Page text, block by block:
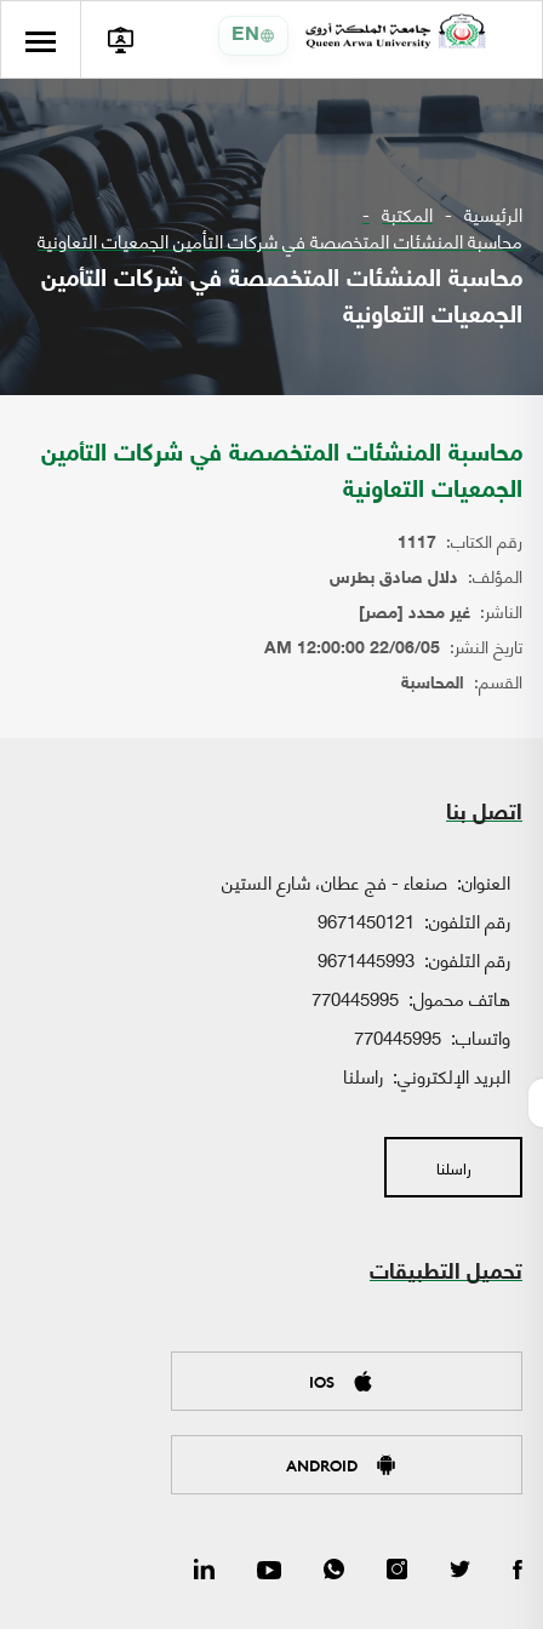
EN
الرئيسية المكتبة
محاسبة المنشئات المتخصصة في شركات التأمين الجمعيات التعاونية
محاسبة المنشئات المتخصصة في شركات التأمين
الجمعيات التعاونية
محاسبة المنشئات المتخصصة في شركات التأمين
الجمعيات التعاونية
رقم الكتاب: 1117
المؤلف: دلال صادق بطرس
الناشر: غير محدد [مصر]
تاريخ النشر: 22/06/05 12:00:00 AM
القسم: المحاسبة
اتصل بنا
العنوان: صنعاء - فج عطان، شارع الستين
رقم التلفون: 9671450121
رقم التلفون: 9671445993
هاتف محمول: 770445995
واتساب:
البريد الإلكتروني: راسلنا
راسلنا
تحميل التطبيقات
IOS
ANDROID